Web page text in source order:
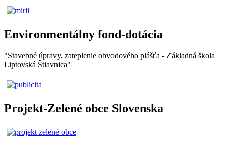
Environmentálny fond-dotácia
"Stavebné úpravy, zateplenie obvodového plášťa - Základná škola
Liptovská Štiavnica"
Projekt-Zelené obce Slovenska